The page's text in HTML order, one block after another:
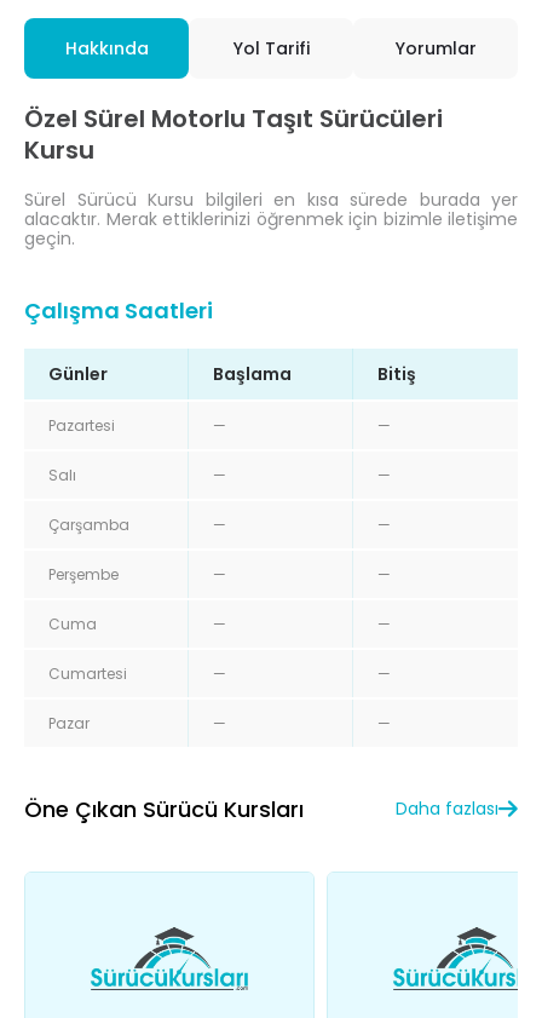
Hakkında Yol Tarifi Yorumlar
Özel Sürel Motorlu Taşıt Sürücüleri
Kursu
Sürel Sürücü Kursu bilgileri en kısa sürede burada yer
alacaktır. Merak ettiklerinizi öğrenmek için bizimle iletişime
geçin.
Çalışma Saatleri
Günler Başlama Bitiş
Pazartesi — —
Salı — —
Çarşamba — —
Perşembe — —
Cuma — —
Cumartesi — —
Pazar — —
Öne Çıkan Sürücü Kursları Daha fazlası